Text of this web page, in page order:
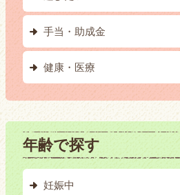
手当・助成金
健康・医療
年齢で探す
妊娠中